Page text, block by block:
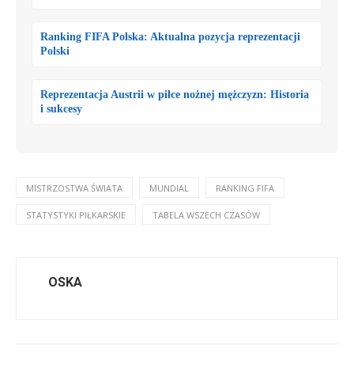
Ranking FIFA Polska: Aktualna pozycja reprezentacji
Polski
Reprezentacja Austrii w piłce nożnej mężczyzn: Historia
i sukcesy
MISTRZOSTWA ŚWIATA MUNDIAL RANKING FIFA
STATYSTYKI PIŁKARSKIE TABELA WSZECH CZASÓW
OSKA